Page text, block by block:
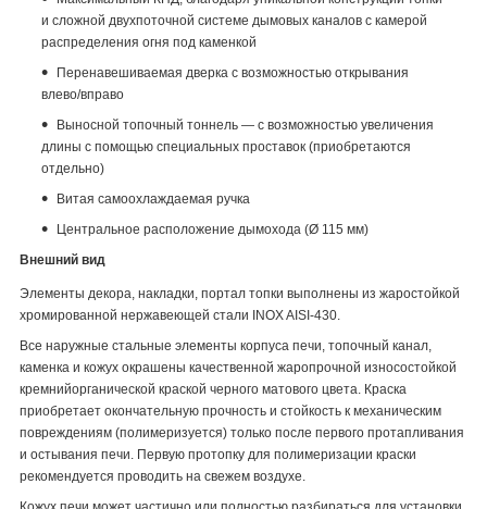
и сложной двухпоточной системе дымовых каналов с камерой
распределения огня под каменкой
Перенавешиваемая дверка с возможностью открывания
влево/вправо
Выносной топочный тоннель — с возможностью увеличения
длины с помощью специальных проставок (приобретаются
отдельно)
Витая самоохлаждаемая ручка
Центральное расположение дымохода (Ø 115 мм)
Внешний вид
Элементы декора, накладки, портал топки выполнены из жаростойкой
хромированной нержавеющей стали INOX AISI-430.
Все наружные стальные элементы корпуса печи, топочный канал,
каменка и кожух окрашены качественной жаропрочной износостойкой
кремнийорганической краской черного матового цвета. Краска
приобретает окончательную прочность и стойкость к механическим
повреждениям (полимеризуется) только после первого протапливания
и остывания печи. Первую протопку для полимеризации краски
рекомендуется проводить на свежем воздухе.